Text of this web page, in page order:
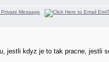
jestli kdyz je to tak pracne, jestli